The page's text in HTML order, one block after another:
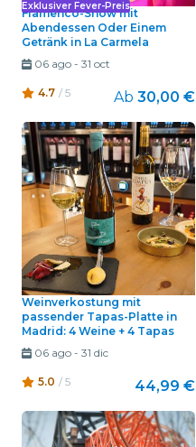
Exklusiver Fever-Preis
Flamenco-Show mit
Abendessen Oder Einem
Getränk in La Carmela
06 ago- 31 oct
4.7 / 5 Ab 30,00 €
Weinverkostung mit
passender Tapas-Platte in
Madrid: 4 Weine + 4 Tapas
06 ago- 31 dic
5.0 / 5 44,99 €